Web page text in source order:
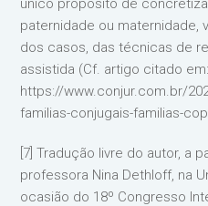
único propósito de
paternidade ou maternidade,
dos casos, das técnicas de
assistida (Cf. artigo citado em:
https://www.conjur.com.br/
familias-conjugais-familias-
[7] Tradução livre do autor, a
professora Nina Dethloff, na
ocasião do 18º Congresso